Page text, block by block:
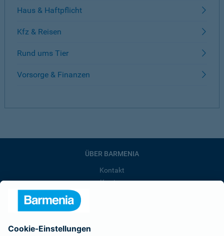
Haus & Haftpflicht
Kfz & Reisen
Rund ums Tier
Vorsorge & Finanzen
ÜBER BARMENIA
Kontakt
Karriere
Affiliate-Partner werden